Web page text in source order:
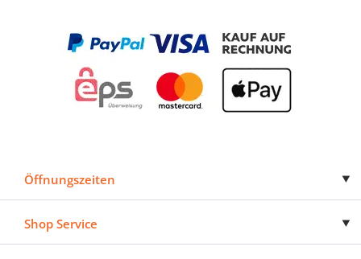
Öffnungszeiten
Shop Service